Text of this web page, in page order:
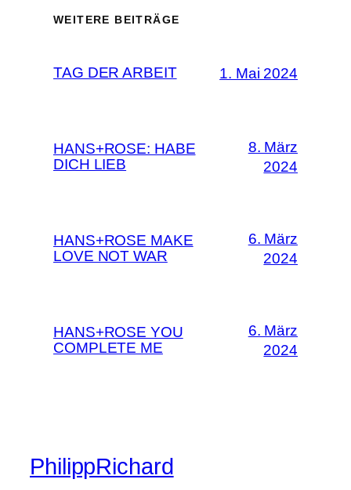
WEITERE BEITRÄGE
TAG DER ARBEIT 1. Mai 2024
HANS+ROSE: HABE
DICH LIEB
8. März
2024
HANS+ROSE MAKE
LOVE NOT WAR
6. März
2024
HANS+ROSE YOU
COMPLETE ME
6. März
2024
PhilippRichard